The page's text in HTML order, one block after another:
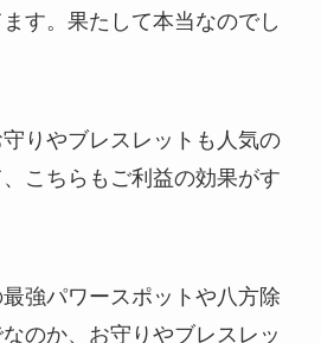
す。果たして本当なのでし
りやブレスレットも人気の
こちらもご利益の効果がす
強パワースポットや八方除
のか、お守りやブレスレッ